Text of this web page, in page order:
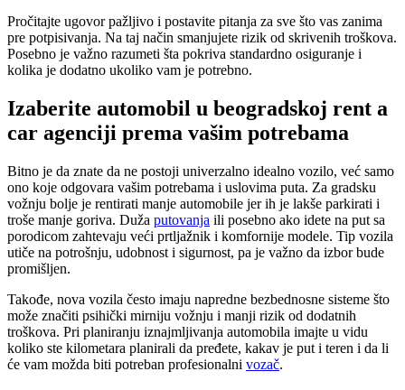
Pročitajte ugovor pažljivo i postavite pitanja za sve što vas zanima
pre potpisivanja. Na taj način smanjujete rizik od skrivenih troškova.
Posebno je važno razumeti šta pokriva standardno osiguranje i
kolika je dodatno ukoliko vam je potrebno.
Izaberite automobil u beogradskoj rent a
car agenciji prema vašim potrebama
Bitno je da znate da ne postoji univerzalno idealno vozilo, već samo
ono koje odgovara vašim potrebama i uslovima puta. Za gradsku
vožnju bolje je rentirati manje automobile jer ih je lakše parkirati i
troše manje goriva. Duža putovanja ili posebno ako idete na put sa
porodicom zahtevaju veći prtljažnik i komfornije modele. Tip vozila
utiče na potrošnju, udobnost i sigurnost, pa je važno da izbor bude
promišljen.
Takođe, nova vozila često imaju napredne bezbednosne sisteme što
može značiti psihički mirniju vožnju i manji rizik od dodatnih
troškova. Pri planiranju iznajmljivanja automobila imajte u vidu
koliko ste kilometara planirali da pređete, kakav je put i teren i da li
će vam možda biti potreban profesionalni vozač.